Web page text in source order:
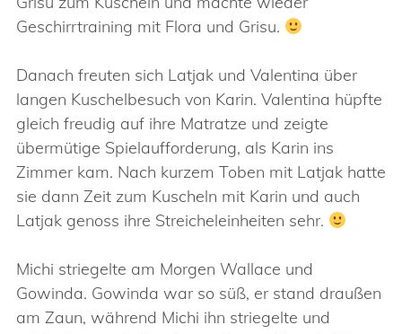
Geschirrtraining mit Flora und Grisu.
Danach freuten sich Latjak und Valentina über
langen Kuschelbesuch von Karin. Valentina hüpfte
gleich freudig auf ihre Matratze und zeigte
übermütige Spielaufforderung, als Karin ins
Zimmer kam. Nach kurzem Toben mit Latjak hatte
sie dann Zeit zum Kuscheln mit Karin und auch
Latjak genoss ihre Streicheleinheiten sehr.
Michi striegelte am Morgen Wallace und
Gowinda. Gowinda war so süß, er stand draußen
am Zaun, während Michi ihn striegelte und